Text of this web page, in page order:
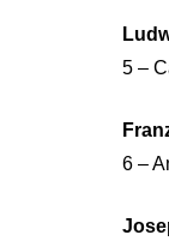
5 –
6 –